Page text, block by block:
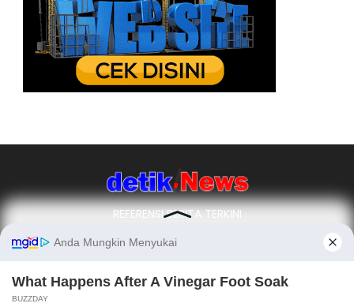
REFERENSI BERITA TERKINI